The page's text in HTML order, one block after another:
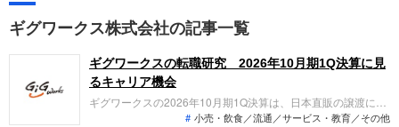
ギグワークス株式会社の記事一覧
ギグワークスの転職研究 2026年10月期1Q決算に見
るキャリア機会
ギグワークスの2026年10月期1Q決算は、日本直販の譲渡によ
る収益性改善とWeb3事業の黒字化が主要トピックです。「な
小売・飲食／流通／サービス・教育／その他